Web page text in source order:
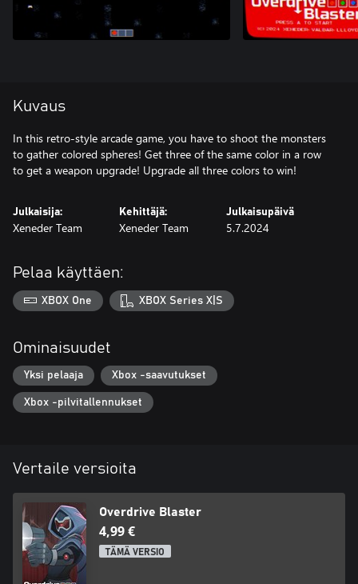
Kuvaus
In this retro-style arcade game, you have to shoot the monsters
to gather colored spheres! Get three of the same color in a row
to get a weapon upgrade! Upgrade all three colors to win!
Julkaisija:
Xeneder Team
Kehittäjä:
Xeneder Team
Julkaisupäivä
5.7.2024
Pelaa käyttäen:
XBOX One XBOX Series X|S
Ominaisuudet
Yksi pelaaja Xbox -saavutukset
Xbox -pilvitallennukset
Vertaile versioita
Overdrive Blaster
4,99 €
TÄMÄ VERSIO